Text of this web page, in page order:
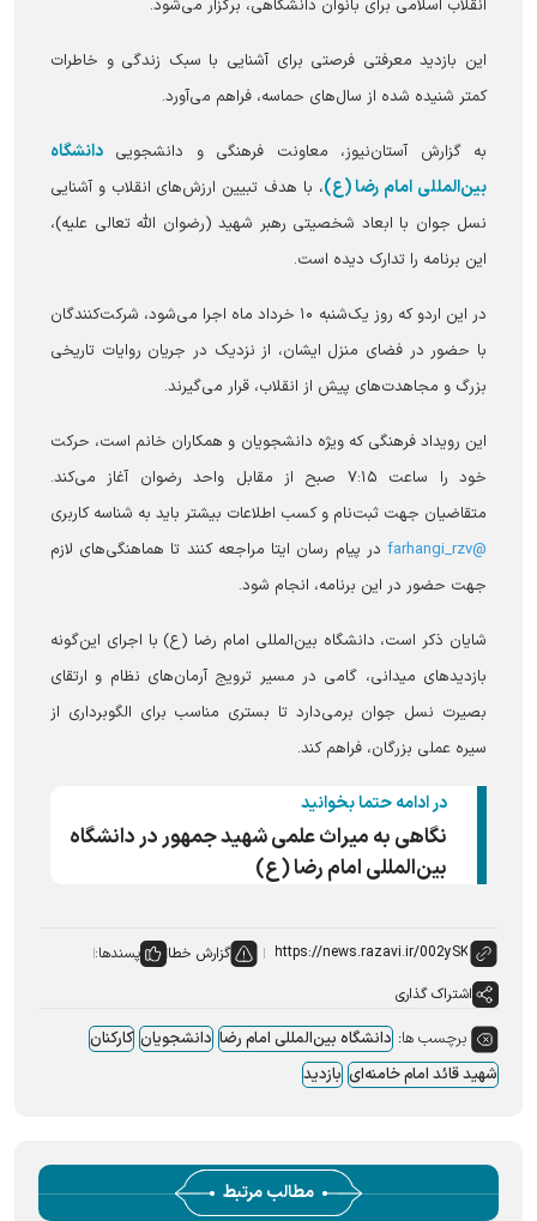
انقلاب اسلامی برای بانوان دانشگاهی، برگزار می‌شود.
این بازدید معرفتی فرصتی برای آشنایی با سبک زندگی و خاطرات
کمتر شنیده شده از سال‌های حماسه، فراهم می‌آورد.
به گزارش آستان‌نیوز، معاونت فرهنگی و دانشجویی دانشگاه
بین‌المللی امام رضا (ع)، با هدف تبیین ارزش‌های انقلاب و آشنایی
نسل جوان با ابعاد شخصیتی رهبر شهید (رضوان الله تعالی علیه)،
این برنامه را تدارک دیده است.
در این اردو که روز یک‌شنبه ۱۰ خرداد ماه اجرا می‌شود، شرکت‌کنندگان
با حضور در فضای منزل ایشان، از نزدیک در جریان روایات تاریخی
بزرگ و مجاهدت‌های پیش از انقلاب، قرار می‌گیرند.
این رویداد فرهنگی که ویژه دانشجویان و همکاران خانم است، حرکت
خود را ساعت ۷:۱۵ صبح از مقابل واحد رضوان آغاز می‌کند.
متقاضیان جهت ثبت‌نام و کسب اطلاعات بیشتر باید به شناسه کاربری
@farhangi_rzv
در پیام رسان ایتا مراجعه کنند تا هماهنگی‌های لازم
جهت حضور در این برنامه، انجام شود.
شایان ذکر است، دانشگاه بین‌المللی امام رضا (ع) با اجرای این‌گونه
بازدید‌های میدانی، گامی در مسیر ترویج آرمان‌های نظام و ارتقای
بصیرت نسل جوان برمی‌دارد تا بستری مناسب برای الگوبرداری از
سیره عملی بزرگان، فراهم کند.
در ادامه حتما بخوانید
نگاهی به میراث علمی شهید جمهور در دانشگاه
بین‌المللی امام رضا (ع)
گزارش خطا
پسندها:
اشتراک گذاری
برچسب ها: دانشگاه بین‌المللی امام رضا دانشجویان کارکنان
شهید قائد امام خامنه‌ای بازدید
مطالب مرتبط